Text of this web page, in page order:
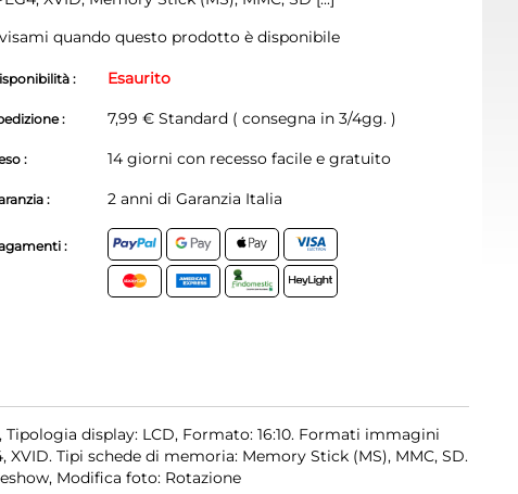
quando questo prodotto è disponibile
: Esaurito
: 7,99 € Standard ( consegna in 3/4gg. )
: 14 giorni con recesso facile e gratuito
: 2 anni di Garanzia Italia
:
display: LCD, Formato: 16:10. Formati immagini
Tipi schede di memoria: Memory Stick (MS), MMC, SD.
Modifica foto: Rotazione